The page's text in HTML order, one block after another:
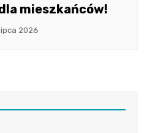
mieszkańców!
2026